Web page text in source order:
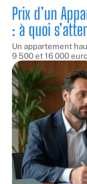
Prix d’un
: à quoi
Un appartement
9 500 et 16 000